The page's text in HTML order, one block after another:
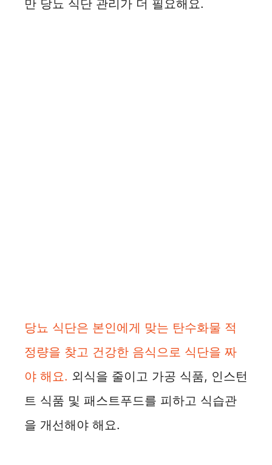
만 당뇨 식단 관리가 더 필요해요.
당뇨 식단은 본인에게 맞는 탄수화물 적
정량을 찾고 건강한 음식으로 식단을 짜
야 해요. 외식을 줄이고 가공 식품, 인스턴
트 식품 및 패스트푸드를 피하고 식습관
을 개선해야 해요.